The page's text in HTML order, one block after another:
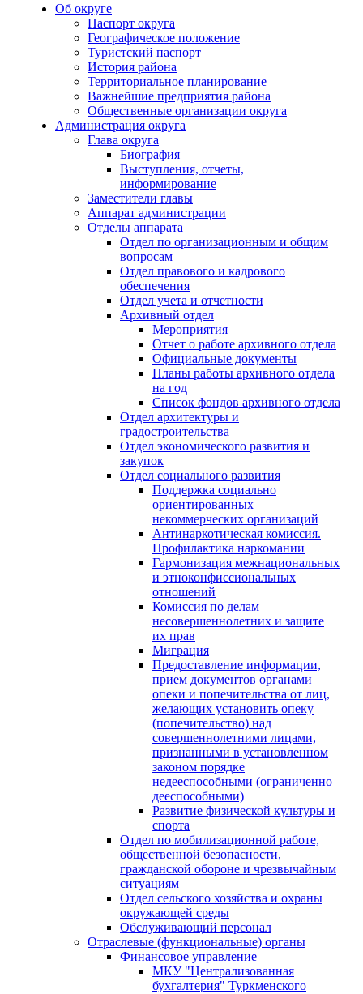
Об округе
Паспорт округа
Географическое положение
Туристский паспорт
История района
Территориальное планирование
Важнейшие предприятия района
Общественные организации округа
Администрация округа
Глава округа
Биография
Выступления, отчеты,
информирование
Заместители главы
Аппарат администрации
Отделы аппарата
Отдел по организационным и общим
вопросам
Отдел правового и кадрового
обеспечения
Отдел учета и отчетности
Архивный отдел
Мероприятия
Отчет о работе архивного отдела
Официальные документы
Планы работы архивного отдела
на год
Список фондов архивного отдела
Отдел архитектуры и
градостроительства
Отдел экономического развития и
закупок
Отдел социального развития
Поддержка социально
ориентированных
некоммерческих организаций
Антинаркотическая комиссия.
Профилактика наркомании
Гармонизация межнациональных
и этноконфиссиональных
отношений
Комиссия по делам
несовершеннолетних и защите
их прав
Миграция
Предоставление информации,
прием документов органами
опеки и попечительства от лиц,
желающих установить опеку
(попечительство) над
совершеннолетними лицами,
признанными в установленном
законом порядке
недееспособными (ограниченно
дееспособными)
Развитие физической культуры и
спорта
Отдел по мобилизационной работе,
общественной безопасности,
гражданской оборонe и чрезвычайным
ситуациям
Отдел сельского хозяйства и охраны
окружающей среды
Обслуживающий персонал
Отраслевые (функциональные) органы
Финансовое управление
МКУ "Централизованная
бухгалтерия" Туркменского